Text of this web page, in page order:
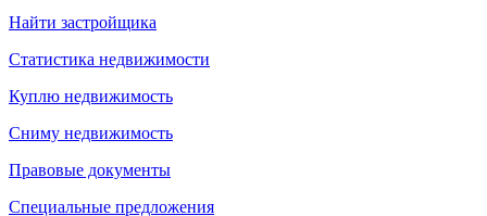
Найти застройщика
Статистика недвижимости
Куплю недвижимость
Сниму недвижимость
Правовые документы
Специальные предложения